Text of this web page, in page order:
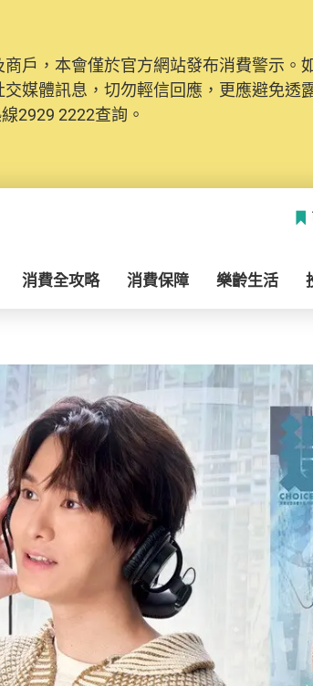
戶，本會僅於官方網站發布消費警示。
媒體訊息，切勿輕信回應，更應避免
2929 2222查詢。
消費全攻略 消費保障 樂齡生活